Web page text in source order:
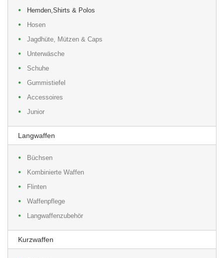
Hemden,Shirts & Polos
Hosen
Jagdhüte, Mützen & Caps
Unterwäsche
Schuhe
Gummistiefel
Accessoires
Junior
Langwaffen
Büchsen
Kombinierte Waffen
Flinten
Waffenpflege
Langwaffenzubehör
Kurzwaffen